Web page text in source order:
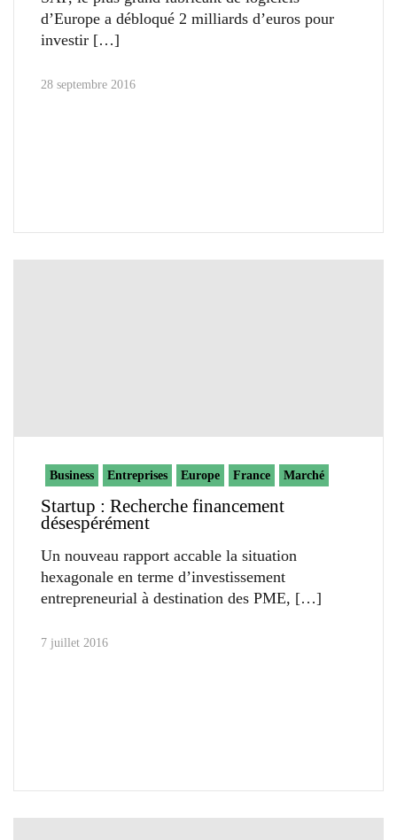
d’Europe a débloqué 2 milliards d’euros pour
investir
28 septembre 2016
Business Entreprises Europe France Marché
Startup : Recherche financement
désespérément
Un nouveau rapport accable la situation
hexagonale en terme d’investissement
entrepreneurial à destination des PME,
7 juillet 2016